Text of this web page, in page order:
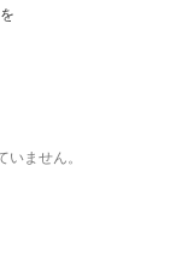
いません。